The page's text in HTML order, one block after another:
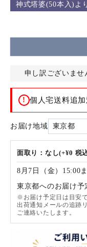
神式塔婆(50本入)よ
申し訳ございませ
! 個人宅送料追
お届け地域 東京都
面取り：なし(+¥0 税
8月7日（金）15:00
東京都へのお届け予
※お届け予定日は目安
出荷通知メールの追跡
ご連絡いたします。